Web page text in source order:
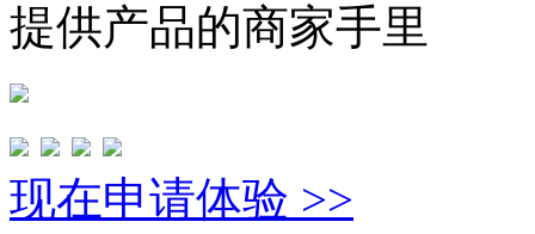
提供产品的商家手里
现在申请体验 >>